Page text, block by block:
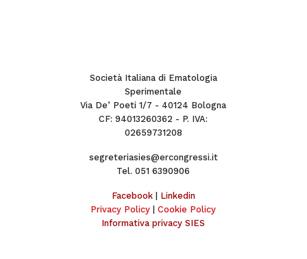
Società Italiana di Ematologia
Sperimentale
Via De’ Poeti 1/7 - 40124 Bologna
CF: 94013260362 - P. IVA:
02659731208
segreteriasies@ercongressi.it
Tel. 051 6390906
Facebook| Linkedin
Privacy Policy |Cookie Policy
Informativa privacy SIES